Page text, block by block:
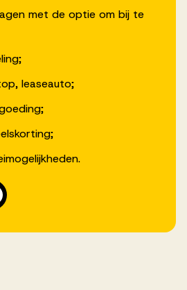
met de optie om bij te
leaseauto;